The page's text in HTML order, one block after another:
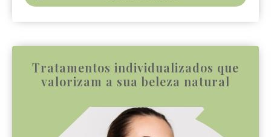
Tratamentos individualizados que
valorizam a sua beleza natural